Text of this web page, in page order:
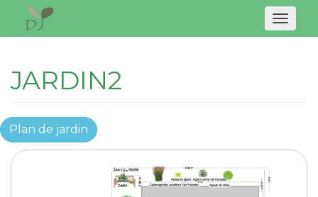
JARDIN2
Plan de jardin